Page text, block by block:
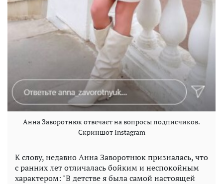
Анна Заворотнюк отвечает на вопросы подписчиков.
Скриншот Instagram
К слову, недавно Анна Заворотнюк призналась, что
с ранних лет отличалась бойким и неспокойным
характером: "В детстве я была самой настоящей